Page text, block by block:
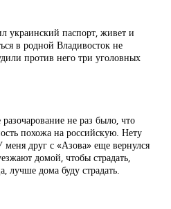
украинский паспорт, живет и
в родной Владивосток не
против него три уголовных
не раз было, что
похожа на российскую. Нету
меня друг с «Азова» еще вернулся
домой, чтобы страдать,
лучше дома буду страдать.